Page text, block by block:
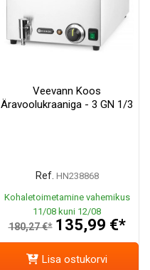
Veevann Koos
Äravoolukraaniga - 3 GN 1/3
Ref. HN238868
Kohaletoimetamine vahemikus
11/08 kuni 12/08
180,27 €* 135,99 €*
Lisa ostukorvi